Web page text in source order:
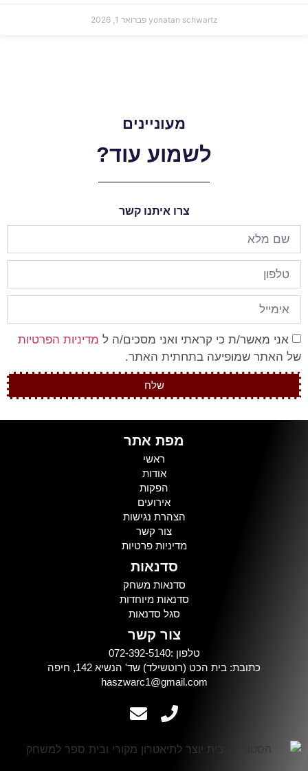
yonatan schwartz פברואר 1, 2026
מעוניינים
לשמוע עוד?
צרו איתנו קשר
אני מאשר/ת כי קראתי ואני מסכים/ה ל מדיניות הפרטיות
של האתר שמופיעה בתחתית האתר.
שלח
מפת אתר
ראשי
אודות
הפקות
אירועים
הצהרת נגישות
צור קשר
מדיניות פרטיות
סדנאות
סדנאות משחק
סדנאות מיוחדות
סגל סדנאות
צור קשר
טלפון :072-392-5140
כתובת: בית הכט (רוטשילד) שד' הנשיא 142, חיפה
haszwarc1@gmail.com